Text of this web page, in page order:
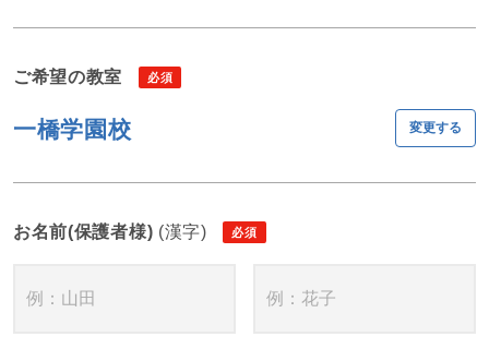
ご希望の教室
一橋学園校 変更する
お名前(保護者様) (漢字)